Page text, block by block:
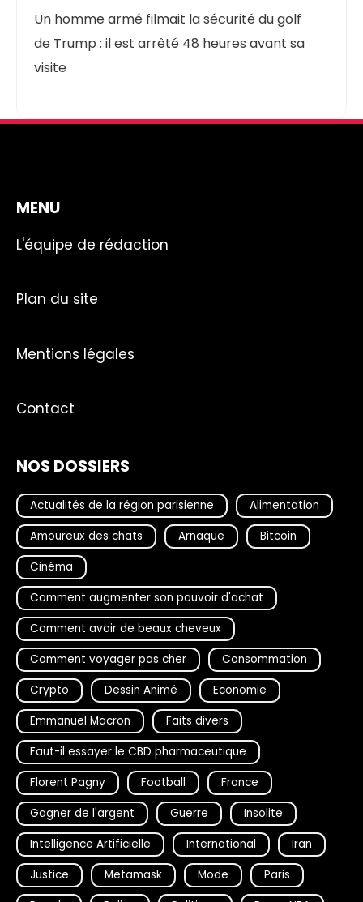
Un homme armé filmait la sécurité du golf
de Trump : il est arrêté 48 heures avant sa
visite
MENU
L'équipe de rédaction
Plan du site
Mentions légales
Contact
NOS DOSSIERS
Actualités de la région parisienne
Alimentation
Amoureux des chats
Arnaque
Bitcoin
Cinéma
Comment augmenter son pouvoir d'achat
Comment avoir de beaux cheveux
Comment voyager pas cher
Consommation
Crypto
Dessin Animé
Economie
Emmanuel Macron
Faits divers
Faut-il essayer le CBD pharmaceutique
Florent Pagny
Football
France
Gagner de l'argent
Guerre
Insolite
Intelligence Artificielle
International
Iran
Justice
Metamask Mode
Paris